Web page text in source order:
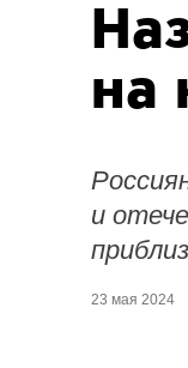
на
и
23 мая 2024